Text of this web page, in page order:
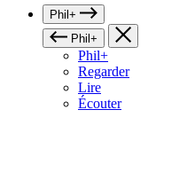
Phil+
Phil+
Phil+
Regarder
Lire
Écouter